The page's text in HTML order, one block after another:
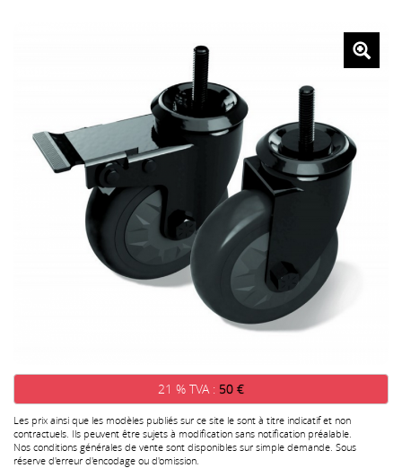
21 % TVA : 50 €
Les prix ainsi que les modèles publiés sur ce site le sont à titre indicatif et non
contractuels. Ils peuvent être sujets à modification sans notification préalable.
Nos conditions générales de vente sont disponibles sur simple demande. Sous
réserve d'erreur d'encodage ou d'omission.